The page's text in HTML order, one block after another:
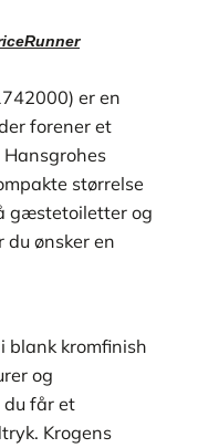
er en
forener et
størrelse
gæstetoiletter og
ønsker en
blank kromfinish
og
får et
Krogens